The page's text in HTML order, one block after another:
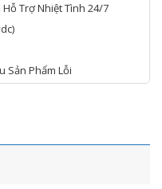
Trợ Nhiệt Tình 24/7
Sản Phẩm Lỗi